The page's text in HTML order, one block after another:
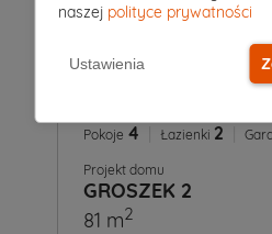
Pokoje 4 Łazienki 2
Projekt domu
GROSZEK 2
81 m2
naszej polityce prywatności
Ustawienia